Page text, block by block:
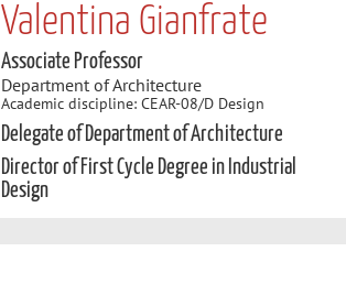
Valentina Gianfrate
Associate Professor
Department of Architecture
Academic discipline: CEAR-08/D Design
Delegate of Department of Architecture
Director of First Cycle Degree in Industrial
Design